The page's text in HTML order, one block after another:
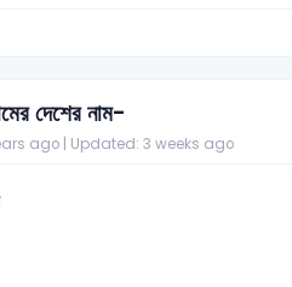
দেশের নাম-
ago | Updated: 3 weeks ago